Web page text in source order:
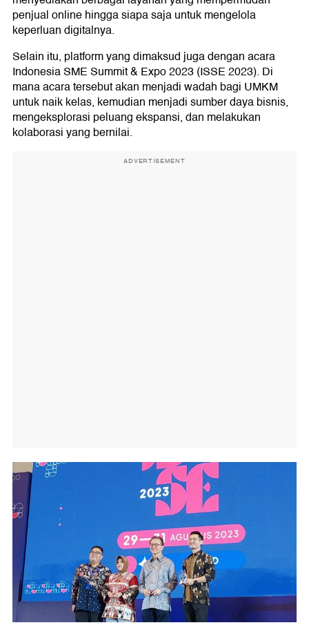
penjual online hingga siapa saja untuk mengelola
keperluan digitalnya.
Selain itu, platform yang dimaksud juga dengan acara
Indonesia SME Summit & Expo 2023 (ISSE 2023). Di
mana acara tersebut akan menjadi wadah bagi UMKM
untuk naik kelas, kemudian menjadi sumber daya bisnis,
mengeksplorasi peluang ekspansi, dan melakukan
kolaborasi yang bernilai.
ADVERTISEMENT